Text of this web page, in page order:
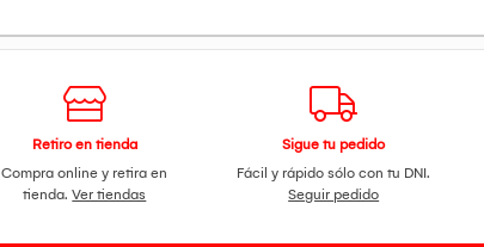
Retiro en tienda
Compra online y retira en
tienda.Ver tiendas
Sigue tu pedido
Fácil y rápido sólo con tu DNI.
Seguir pedido